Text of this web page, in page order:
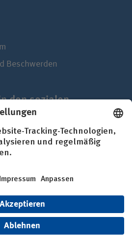
Beschwerden
den sozialen
der gesetzlichen